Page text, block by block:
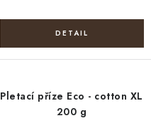
Pletací příze Eco - cotton XL
200 g